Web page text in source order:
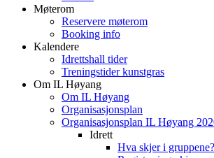
Møterom
Reservere møterom
Booking info
Kalendere
Idrettshall tider
Treningstider kunstgras
Om IL Høyang
Om IL Høyang
Organisasjonsplan
Organisasjonsplan IL Høyang
Idrett
Hva skjer i gruppene?